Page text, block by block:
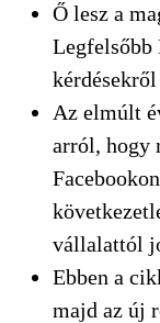
Ő lesz a
Legfelsőbb
Az elmúlt
arról, hogy
vállalattól
Ebben a
majd az új